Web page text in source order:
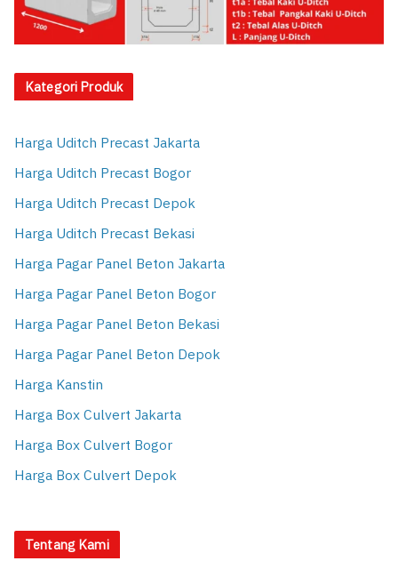
Kategori Produk
Harga Uditch Precast Jakarta
Harga Uditch Precast Bogor
Harga Uditch Precast Depok
Harga Uditch Precast Bekasi
Harga Pagar Panel Beton Jakarta
Harga Pagar Panel Beton Bogor
Harga Pagar Panel Beton Bekasi
Harga Pagar Panel Beton Depok
Harga Kanstin
Harga Box Culvert Jakarta
Harga Box Culvert Bogor
Harga Box Culvert Depok
Tentang Kami